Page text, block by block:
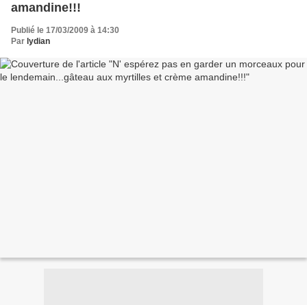
amandine!!!
Publié le 17/03/2009 à 14:30
Par lydian